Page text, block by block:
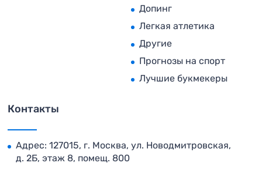
Допинг
Легкая атлетика
Другие
Прогнозы на спорт
Лучшие букмекеры
Контакты
Адрес: 127015, г. Москва, ул. Новодмитровская,
д. 2Б, этаж 8, помещ. 800